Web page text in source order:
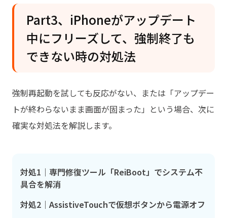
Part3、iPhoneがアップデート
中にフリーズして、強制終了も
できない時の対処法
強制再起動を試しても反応がない、または「アップデー
トが終わらないまま画面が固まった」という場合、次に
確実な対処法を解説します。
対処1｜専門修復ツール「ReiBoot」でシステム不
具合を解消
対処2｜AssistiveTouchで仮想ボタンから電源オフ